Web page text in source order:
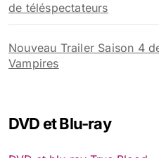
de téléspectateurs
Nouveau Trailer Saison 4
Vampires
DVD et Blu-ray